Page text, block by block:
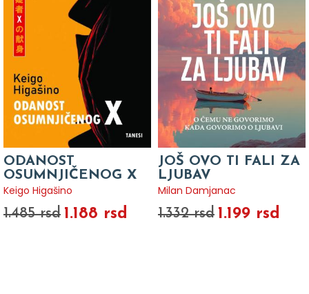
ODANOST
OSUMNJIČENOG X
Keigo Higašino
1.485 rsd 1.188 rsd
JOŠ OVO TI FALI ZA
LJUBAV
Milan Damjanac
1.332 rsd 1.199 rsd